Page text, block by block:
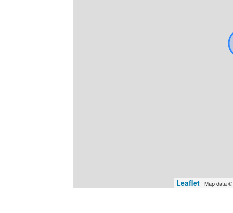
Leaflet | Map data ©